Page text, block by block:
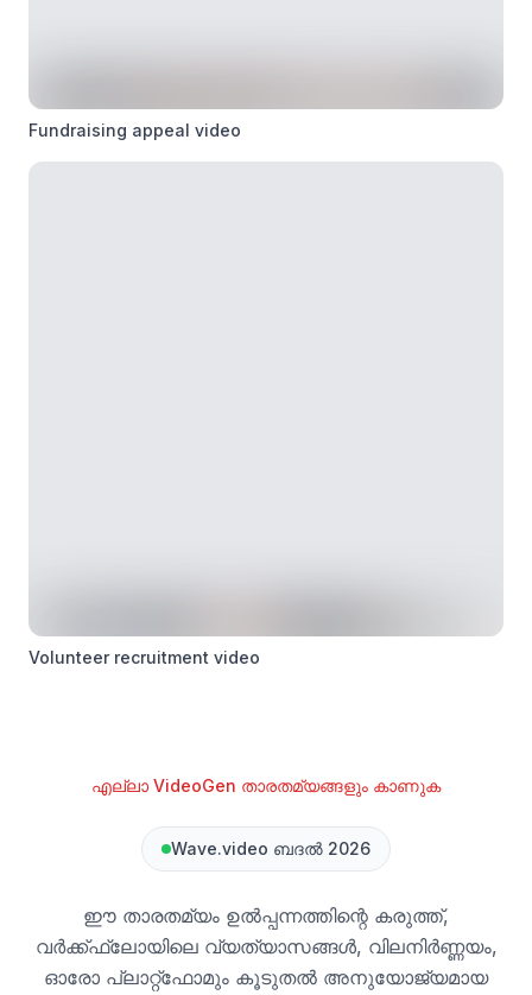
Fundraising appeal video
Volunteer recruitment video
എല്ലാ VideoGen താരതമ്യങ്ങളും കാണുക
Wave.video ബദൽ 2026
ഈ താരതമ്യം ഉൽപ്പന്നത്തിന്റെ കരുത്ത്,
വർക്ക്ഫ്ലോയിലെ വ്യത്യാസങ്ങൾ, വിലനിർണ്ണയം,
ഓരോ പ്ലാറ്റ്‌ഫോമും കൂടുതൽ അനുയോജ്യമായ